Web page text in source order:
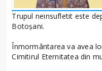
Trupul neinsufletit este
Botoșani.
Înmormântarea va avea
Cimitirul Eternitatea din